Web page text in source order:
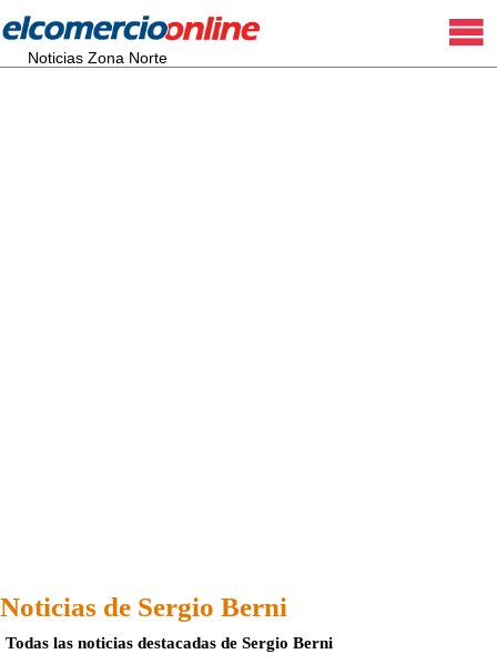
Noticias Zona Norte
Noticias de Sergio Berni
Todas las noticias destacadas de Sergio Berni